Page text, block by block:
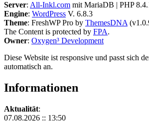
Server: All-Inkl.com mit MariaDB | PHP
Engine: WordPress V. 6.8.3
Theme: FreshWP Pro by ThemesDNA
The Content is protected by FPA.
Owner: Oxygen³ Development
Diese Website ist responsive und passt sich
automatisch an.
Informationen
Aktualität:
07.08.2026 :: 13:50